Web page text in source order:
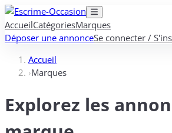
AccueilCatégoriesMarques
Déposer une annonceSe connecter /
Accueil
›Marques
Explorez les